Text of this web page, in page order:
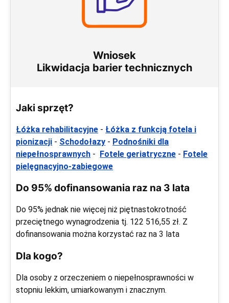
Wniosek
Likwidacja barier technicznych
Jaki sprzęt?
Łóżka rehabilitacyjne - Łóżka z funkcją fotela i
pionizacji - Schodołazy - Podnośniki dla
niepełnosprawnych - Fotele geriatryczne - Fotele
pielęgnacyjno-zabiegowe
Do 95% dofinansowania raz na 3 lata
Do 95% jednak nie więcej niż piętnastokrotność
przeciętnego wynagrodzenia tj. 122 516,55 zł. Z
dofinansowania można korzystać raz na 3 lata
Dla kogo?
Dla osoby z orzeczeniem o niepełnosprawności w
stopniu lekkim, umiarkowanym i znacznym.